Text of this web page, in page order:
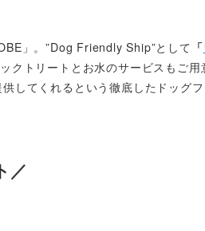
」。”Dog Friendly Ship”として 「
クトリートとお水のサービスもご
してくれるという徹底したドッグ
／